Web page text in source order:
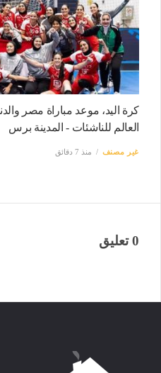
كرة اليد، موعد مباراة مصر
العالم للناشئات - المدينة برس
غير مصنف منذ 7 دقائق
0 تعليق